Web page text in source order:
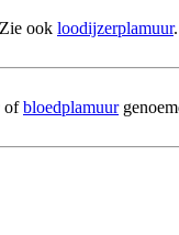
ook loodijzerplamuur.
ofbloedplamuur